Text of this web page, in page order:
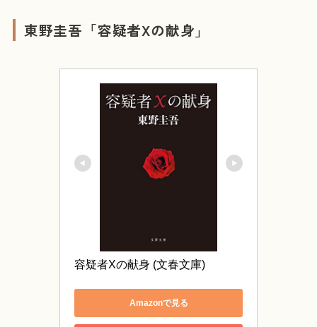
東野圭吾「容疑者Xの献身」
容疑者Xの献身 (文春文庫)
Amazonで見る